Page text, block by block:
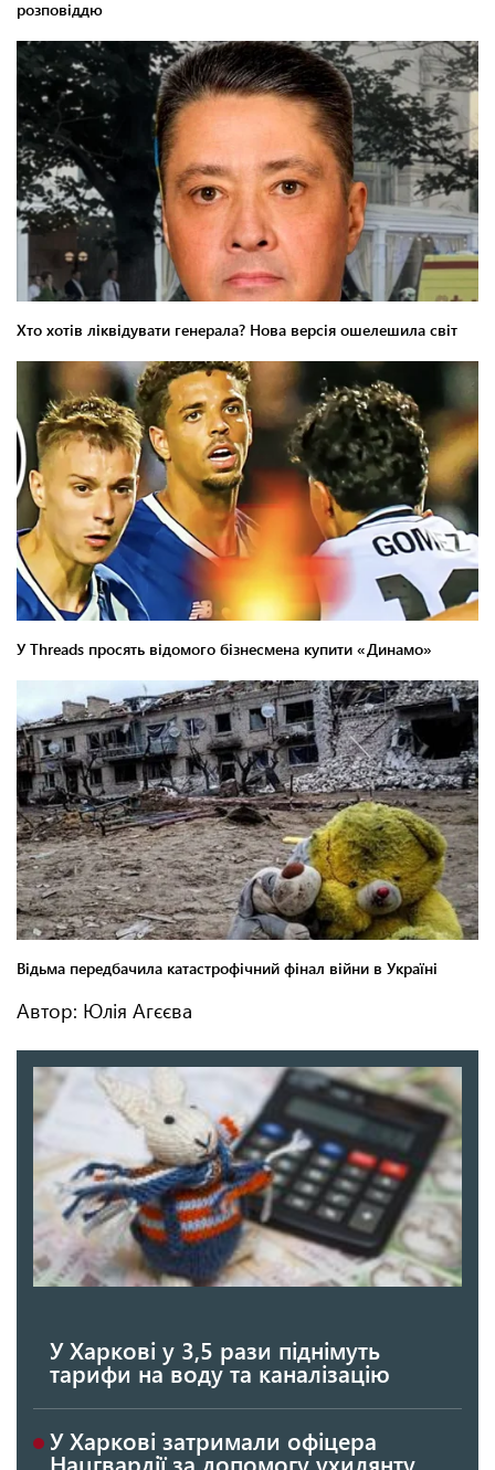
Автор: Юлія Агєєва
У Харкові у 3,5 рази піднімуть
тарифи на воду та каналізацію
У Харкові затримали офіцера
Нацгвардії за допомогу ухилянту